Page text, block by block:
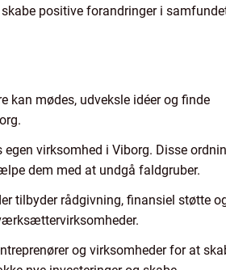
skabe positive forandringer i
mødes, udveksle idéer og finde
virksomhed i Viborg. Disse
dem med at undgå faldgruber.
tilbyder rådgivning, finansiel støtte
og virksomheder for at